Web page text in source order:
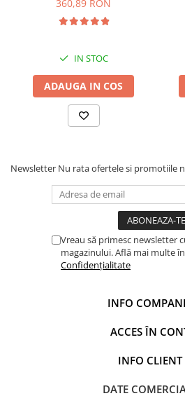
Reparare Beton, Subturnări și
Mortare Speciale
Gleturi
Decorative
Profile Decorative
Termosistem Decorativ
Brâuri Decorative
Panouri Decorative 3D
Vopsele & Tencuieli Decorative
Tencuieli Decorative
360,89 RON
IN STOC
ADAUGA IN COS
Newsletter Nu rata ofertele si promotiile
Vreau să primesc newsletter
magazinului. Află mai multe în
Confidențialitate
INFO
ACCES ÎN
INFO CLIENT
DATE